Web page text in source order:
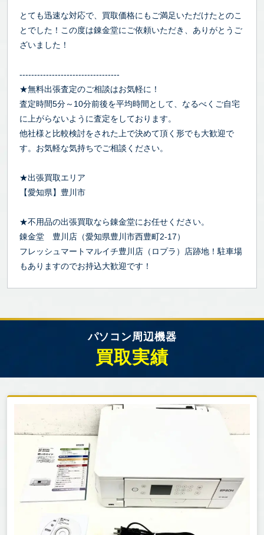
とても迅速な対応で、買取価格にもご満足いただけたとのこ
とでした！この度は錬金堂にご依頼いただき、ありがとうご
ざいました！
----------------------------------
★無料出張査定のご相談はお気軽に！
査定時間5分～10分前後を平均時間として、なるべくご自宅
に上がらないように査定をしております。
他社様と比較検討をされた上で決めて頂く形でも大歓迎で
す。お気軽な気持ちでご相談ください。
★出張買取エリア
【愛知県】豊川市
★不用品の出張買取なら錬金堂にお任せください。
錬金堂 豊川店（愛知県豊川市西豊町2-17）
フレッシュマートマルイチ豊川店（ロプラ）店跡地！駐車場
もありますのでお持込大歓迎です！
パソコン周辺機器
買取実績